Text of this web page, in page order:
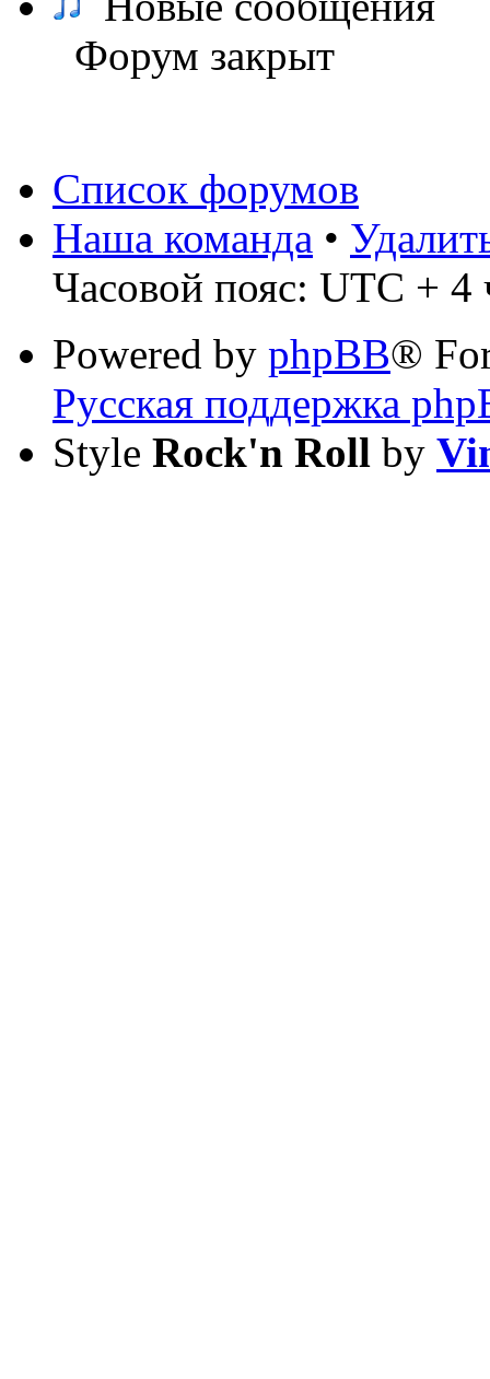
Форум закрыт
Список форумов
Наша команда •
Часовой пояс: UTC + 4
Powered by phpBB®
Русская поддержка
Style Rock'n Roll by